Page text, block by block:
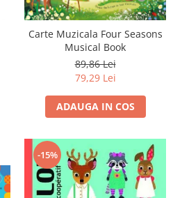
Carte Muzicala Four Seasons
Musical Book
89,86 Lei
79,29 Lei
ADAUGA IN COS
-15%